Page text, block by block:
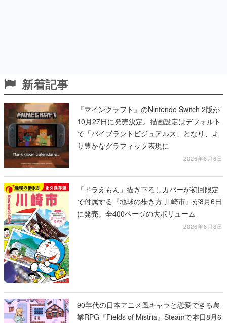
新着記事
『マインクラフト』のNintendo Switch 2版が
10月27日に発売決定。描画設定はデフォルト
で「バイブラントビジュアルズ」となり、よ
り豊かなグラフィック表現に
2026年8月6日
「ドラえもん」描き下ろしカバーが初回限定
で付属する『地球の歩き方 川崎市』が8月6日
に発売。全400ページの大ボリューム
2026年8月6日
90年代の日本アニメ風キャラと恋愛できる農
業RPG『Fields of Mistria』Steamで本日8月6